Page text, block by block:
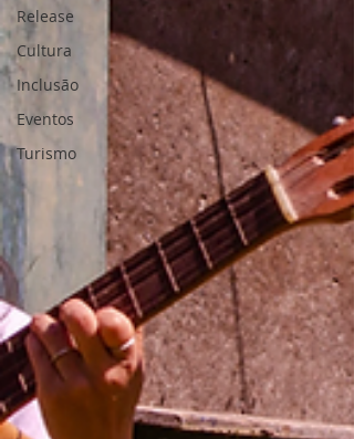
Release
Cultura
Inclusão
Eventos
Turismo